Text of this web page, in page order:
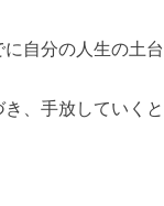
自分の人生の土
、手放していく